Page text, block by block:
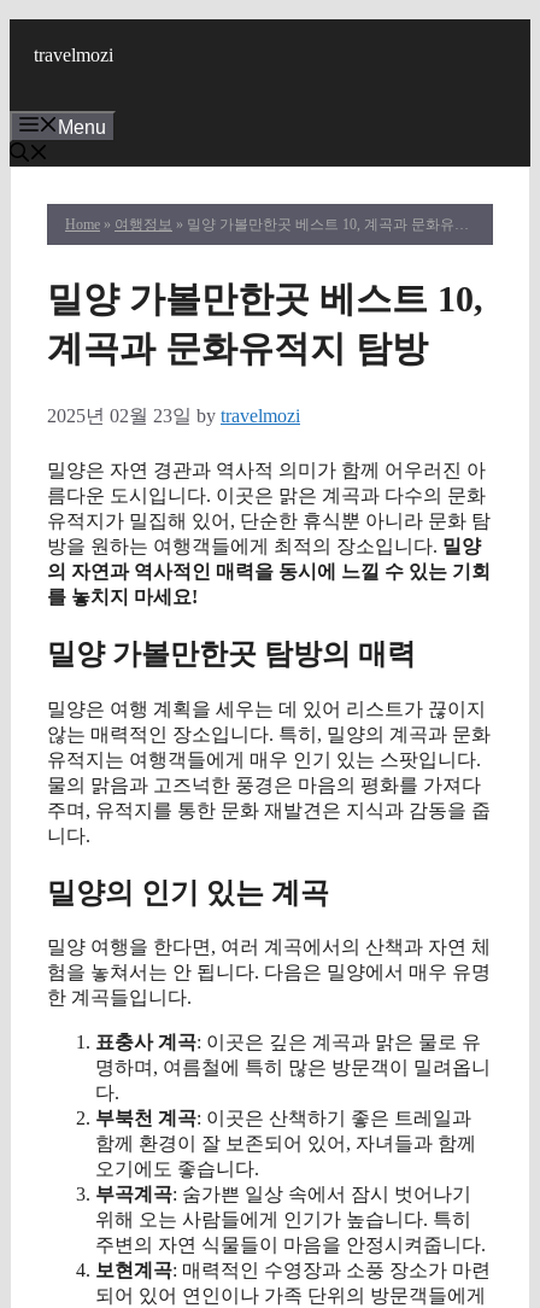
travelmozi
Menu
Home » 여행정보 » 밀양 가볼만한곳 베스트 10, 계곡과 문화유적지 탐방
밀양 가볼만한곳 베스트 10,
계곡과 문화유적지 탐방
2025년 02월 23일 by travelmozi
밀양은 자연 경관과 역사적 의미가 함께 어우러진 아
름다운 도시입니다. 이곳은 맑은 계곡과 다수의 문화
유적지가 밀집해 있어, 단순한 휴식뿐 아니라 문화 탐
방을 원하는 여행객들에게 최적의 장소입니다. 밀양
의 자연과 역사적인 매력을 동시에 느낄 수 있는 기회
를 놓치지 마세요!
밀양 가볼만한곳 탐방의 매력
밀양은 여행 계획을 세우는 데 있어 리스트가 끊이지
않는 매력적인 장소입니다. 특히, 밀양의 계곡과 문화
유적지는 여행객들에게 매우 인기 있는 스팟입니다.
물의 맑음과 고즈넉한 풍경은 마음의 평화를 가져다
주며, 유적지를 통한 문화 재발견은 지식과 감동을 줍
니다.
밀양의 인기 있는 계곡
밀양 여행을 한다면, 여러 계곡에서의 산책과 자연 체
험을 놓쳐서는 안 됩니다. 다음은 밀양에서 매우 유명
한 계곡들입니다.
표충사 계곡: 이곳은 깊은 계곡과 맑은 물로 유
명하며, 여름철에 특히 많은 방문객이 밀려옵니
다.
부북천 계곡: 이곳은 산책하기 좋은 트레일과
함께 환경이 잘 보존되어 있어, 자녀들과 함께
오기에도 좋습니다.
부곡계곡: 숨가쁜 일상 속에서 잠시 벗어나기
위해 오는 사람들에게 인기가 높습니다. 특히
주변의 자연 식물들이 마음을 안정시켜줍니다.
보현계곡: 매력적인 수영장과 소풍 장소가 마련
되어 있어 연인이나 가족 단위의 방문객들에게